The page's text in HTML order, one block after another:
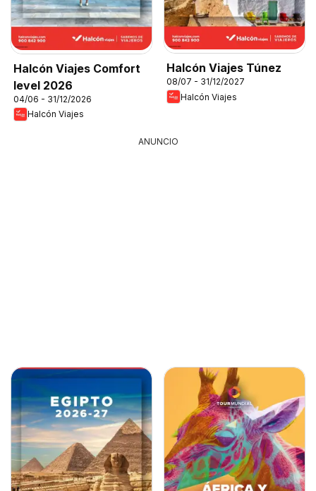
Halcón Viajes Comfort
level 2026
04/06 - 31/12/2026
Halcón Viajes
Halcón Viajes Túnez
08/07 - 31/12/2027
Halcón Viajes
ANUNCIO